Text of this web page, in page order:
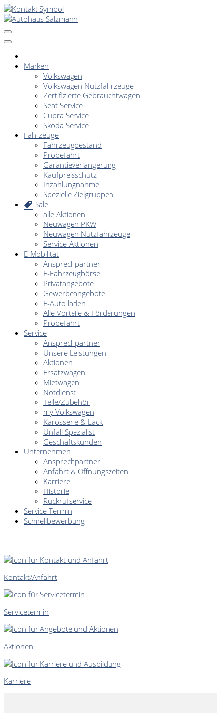
Marken
Volkswagen
Volkswagen Nutzfahrzeuge
Zertifizierte Gebrauchtwagen
Seat Service
Cupra Service
Skoda Service
Fahrzeuge
Fahrzeugbestand
Probefahrt
Garantieverlängerung
Kaufpreisschutz
Inzahlungnahme
Spezielle Zielgruppen
Sale
alle Aktionen
Neuwagen PKW
Neuwagen Nutzfahrzeuge
Service-Aktionen
E-Mobilität
Ansprechpartner
E-Fahrzeugbörse
Privatangebote
Gewerbeangebote
E-Auto laden
Alle Vorteile & Förderungen
Probefahrt
Service
Ansprechpartner
Unsere Leistungen
Aktionen
Ersatzwagen
Mietwagen
Notdienst
Teile/Zubehör
my Volkswagen
Karosserie & Lack
Unfall Spezialist
Geschäftskunden
Unternehmen
Ansprechpartner
Anfahrt & Öffnungszeiten
Karriere
Historie
Rückrufservice
Service Termin
Schnellbewerbung
Kontakt/Anfahrt
Servicetermin
Aktionen
Karriere